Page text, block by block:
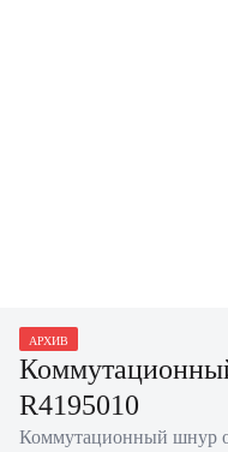
АРХИВ
R4195010
Коммутационный шнур